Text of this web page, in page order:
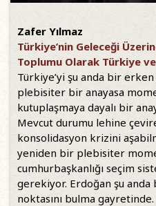
Zafer Yılmaz
Türkiye’nin Geleceği
Toplumu Olarak Türkiye
Türkiye’yi şu anda bir
plebisiter bir anayasa
kutuplaşmaya dayalı bir
Mevcut durumu lehine
konsolidasyon krizini
yeniden bir plebisiter
cumhurbaşkanlığı seçim
gerekiyor. Erdoğan şu anda
noktasını bulma gayretinde.